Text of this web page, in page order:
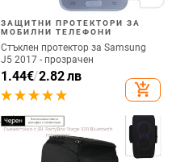
ЗАЩИТНИ ПРОТЕКТОРИ ЗА
МОБИЛНИ ТЕЛЕФОНИ
Стъклен протектор за Samsung
J5 2017 - прозрачен
1.44€/2.82 лв
add_shopping_cart